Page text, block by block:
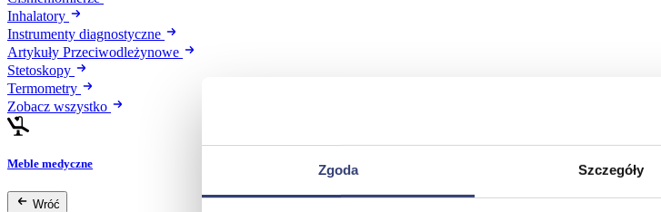
Zgoda Szczegóły
Inhalatory
Instrumenty diagnostyczne
Artykuły Przeciwodleżynowe
Stetoskopy
Termometry
Zobacz wszystko
Meble medyczne
Wróć